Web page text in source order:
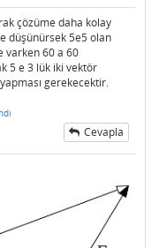
çözüme daha kolay
düşünürsek 5e5 olan
varken 60 a 60
5 e 3 lük iki vektör
gerekecektir.
Cevapla